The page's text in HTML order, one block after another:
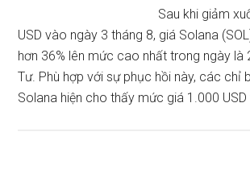
Sau khi giảm
USD vào ngày 3 tháng 8, giá Solana
hơn 36% lên mức cao nhất trong ngày là
Tư. Phù hợp với sự phục hồi này, các chỉ
Solana hiện cho thấy mức giá 1.000